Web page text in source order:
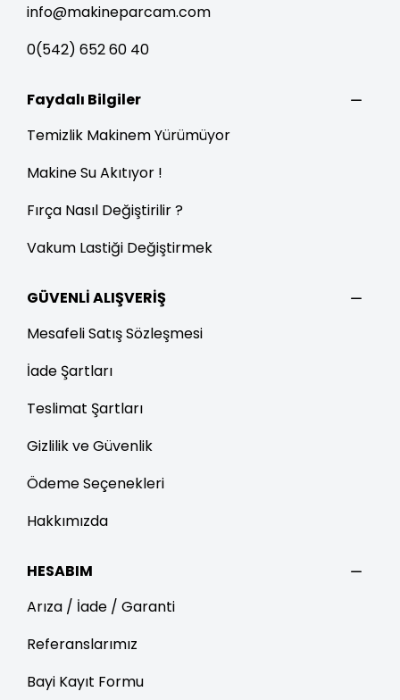
info@makineparcam.com
0(542) 652 60 40
Faydalı Bilgiler
Temizlik Makinem Yürümüyor
Makine Su Akıtıyor !
Fırça Nasıl Değiştirilir ?
Vakum Lastiği Değiştirmek
GÜVENLİ ALIŞVERİŞ
Mesafeli Satış Sözleşmesi
İade Şartları
Teslimat Şartları
Gizlilik ve Güvenlik
Ödeme Seçenekleri
Hakkımızda
HESABIM
Arıza / İade / Garanti
Referanslarımız
Bayi Kayıt Formu